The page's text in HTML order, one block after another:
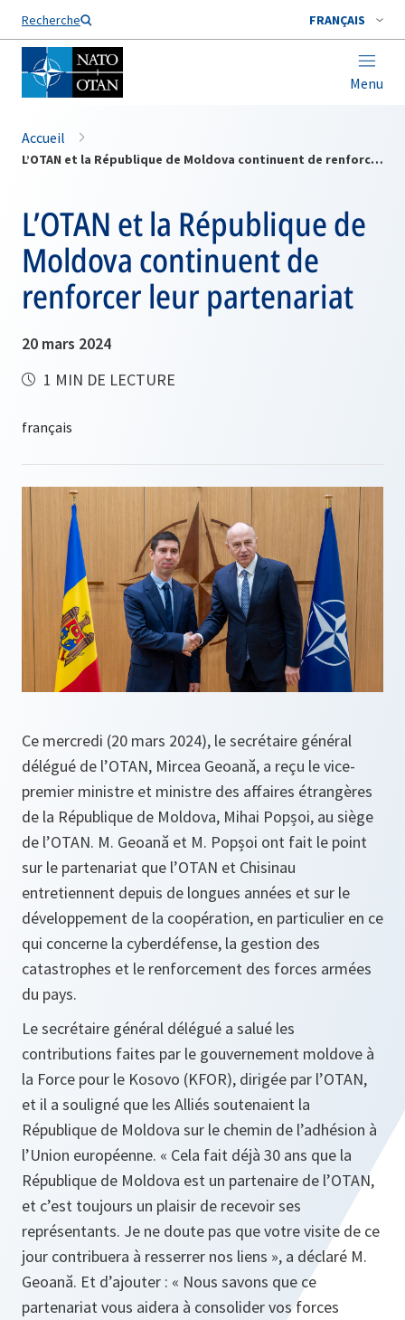
Recherche FRANÇAIS
Menu
Nom de famille*
Accueil
L’OTAN et la République de Moldova continuent de renforcer leur partenariat
L’OTAN et la République de
Moldova continuent de
renforcer leur partenariat
20 mars 2024
1 MIN DE LECTURE
Ce mercredi (20 mars 2024), le secrétaire général
délégué de l’OTAN, Mircea Geoană, a reçu le vice-
premier ministre et ministre des affaires étrangères
de la République de Moldova, Mihai Popșoi, au siège
de l’OTAN. M. Geoană et M. Popșoi ont fait le point
sur le partenariat que l’OTAN et Chisinau
entretiennent depuis de longues années et sur le
développement de la coopération, en particulier en ce
qui concerne la cyberdéfense, la gestion des
catastrophes et le renforcement des forces armées
du pays.
Le secrétaire général délégué a salué les
contributions faites par le gouvernement moldove à
la Force pour le Kosovo (KFOR), dirigée par l’OTAN,
et il a souligné que les Alliés soutenaient la
République de Moldova sur le chemin de l’adhésion à
l’Union européenne. « Cela fait déjà 30 ans que la
République de Moldova est un partenaire de l’OTAN,
et c’est toujours un plaisir de recevoir ses
représentants. Je ne doute pas que votre visite de ce
jour contribuera à resserrer nos liens », a déclaré M.
Geoană. Et d’ajouter : « Nous savons que ce
partenariat vous aidera à consolider vos forces